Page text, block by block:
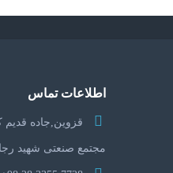
اطلاعات تماس
قزوین,جاده قدیم
مجتمع صنعتی شهید